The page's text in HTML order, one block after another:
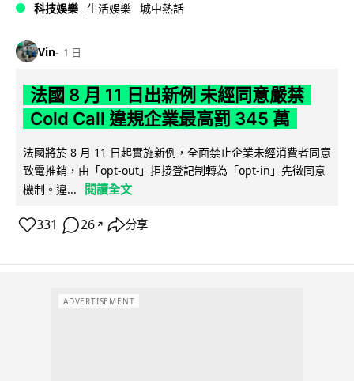
科技娛樂 生活娛樂 城中熱話
Vin 1 日
法國 8 月 11 日出新例 未經同意嚴禁
Cold Call 違規企業最高罰 345 萬
法國將於 8 月 11 日起實施新例，全面禁止企業未經消費者同意
致電推銷，由「opt-out」拒接登記制轉為「opt-in」先徵同意
機制。違...
閱讀全文
331 26 ↗ 分享
ADVERTISEMENT